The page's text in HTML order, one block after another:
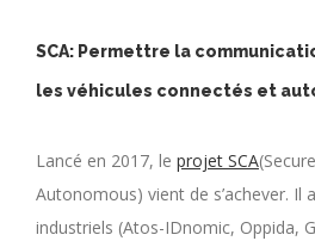
SCA: Permettre la
les véhicules connectés et
Lancé en 2017, le projet SCA
Autonomous) vient de s’achever. Il
industriels (Atos-IDnomic, Oppida,